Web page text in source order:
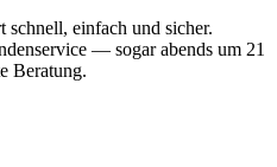
einfach und sicher.
— sogar abends um 21
Beratung.